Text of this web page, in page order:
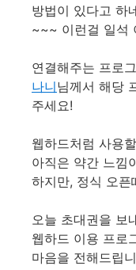
방법이 있다고 하
~~~ 이런걸 일석
연결해주는 프로
나니님께서 해당
주세요!
웹하드처럼 사용
아직은 약간 느낌
하지만, 정식 오픈
오늘 초대권을 보
웹하드 이용 프로
마음을 전해드립